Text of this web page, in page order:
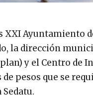
XXI Ayuntamiento
la dirección
y el Centro de
de pesos que se